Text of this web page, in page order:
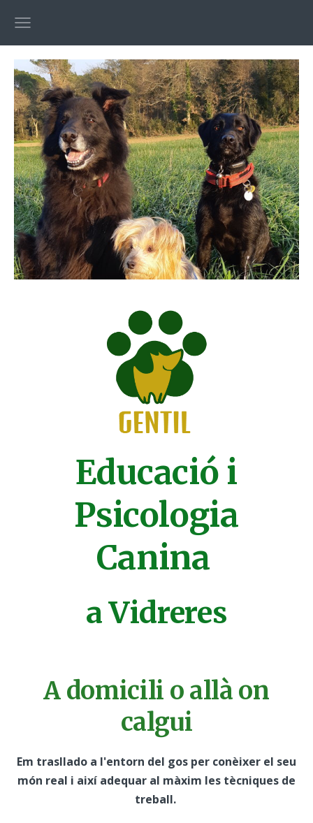
Educació i
Psicologia
Canina
a Vidreres
A domicili o allà on
calgui
Em trasllado a l'entorn del gos per conèixer el seu
món real i així adequar al màxim les tècniques de
treball.